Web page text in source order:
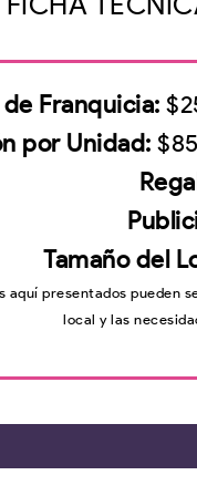
Franquicia:
por Unidad:
Tamaño del
aquí presentados pueden
local y las